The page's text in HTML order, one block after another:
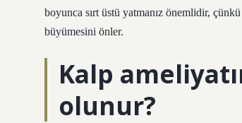
boyunca sırt üstü yatmanız önemlidir,
büyümesini önler.
Kalp
olunur?